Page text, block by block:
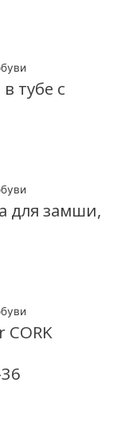
тубе с
для замши,
CORK